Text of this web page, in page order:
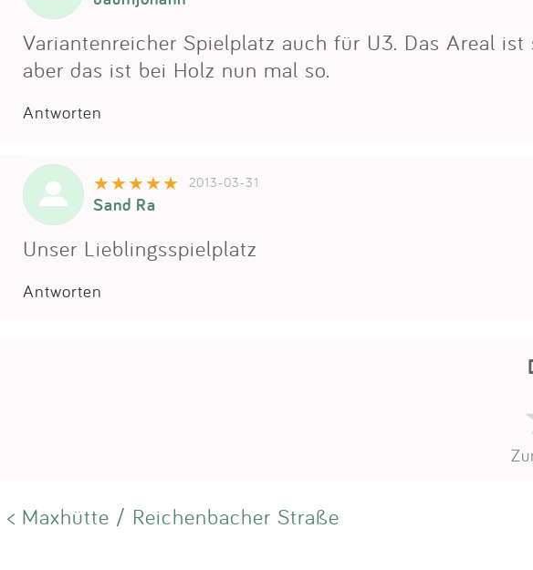
Variantenreicher Spielplatz auch für U3. Das Areal
aber das ist bei Holz nun mal so.
Antworten
2013-03-31
Sand Ra
Unser Lieblingsspielplatz
Antworten
< Maxhütte / Reichenbacher Straße